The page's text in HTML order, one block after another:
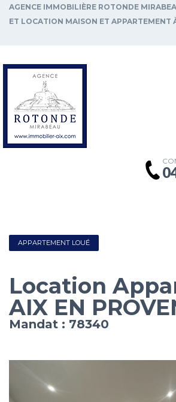
AGENCE IMMOBILIÈRE ROTONDE
ET LOCATION MAISON ET APPARTEMENT
APPARTEMENT LOUÉ
Location
AIX EN
Mandat : 78340